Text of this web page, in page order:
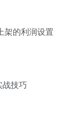
架的利润设置
技巧